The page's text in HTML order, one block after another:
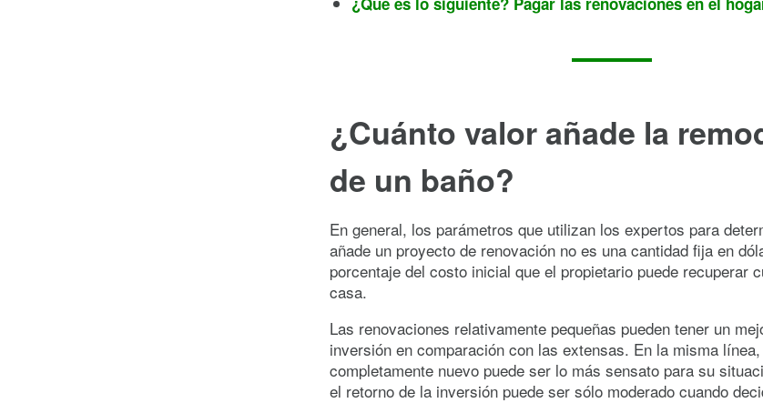
¿Cuánto valor añade la
de un baño?
En general, los parámetros que utilizan los expertos para
añade un proyecto de renovación no es una cantidad fija en
porcentaje del costo inicial que el propietario puede recuperar
casa.
Las renovaciones relativamente pequeñas pueden tener un
inversión en comparación con las extensas. En la misma
completamente nuevo puede ser lo más sensato para su
el retorno de la inversión puede ser sólo moderado cuando